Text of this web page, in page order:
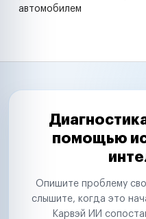
автомобилем
помощью
Опишите проблему
слышите, когда это
Карвэй ИИ